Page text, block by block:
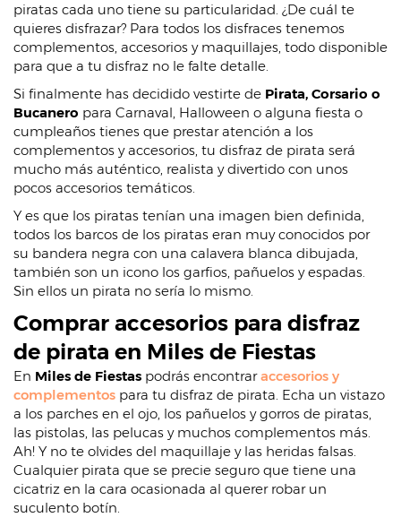
piratas cada uno tiene su particularidad. ¿De cuál te
quieres disfrazar? Para todos los disfraces tenemos
complementos, accesorios y maquillajes, todo disponible
para que a tu disfraz no le falte detalle.
Si finalmente has decidido vestirte de Pirata, Corsario o
Bucanero para Carnaval, Halloween o alguna fiesta o
cumpleaños tienes que prestar atención a los
complementos y accesorios, tu disfraz de pirata será
mucho más auténtico, realista y divertido con unos
pocos accesorios temáticos.
Y es que los piratas tenían una imagen bien definida,
todos los barcos de los piratas eran muy conocidos por
su bandera negra con una calavera blanca dibujada,
también son un icono los garfios, pañuelos y espadas.
Sin ellos un pirata no sería lo mismo.
Comprar accesorios para disfraz
de pirata en Miles de Fiestas
En Miles de Fiestas podrás encontraraccesorios y
complementos para tu disfraz de pirata. Echa un vistazo
a los parches en el ojo, los pañuelos y gorros de piratas,
las pistolas, las pelucas y muchos complementos más.
Ah! Y no te olvides del maquillaje y las heridas falsas.
Cualquier pirata que se precie seguro que tiene una
cicatriz en la cara ocasionada al querer robar un
suculento botín.